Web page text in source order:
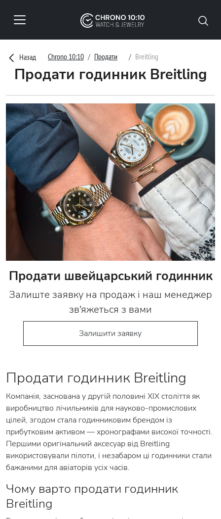
Назад Chrono 10:10 Продати Breitling
Продати годинник Breitling
Продати швейцарський годинник
Залиште заявку на продаж і наш менеджер
зв'яжеться з вами
Залишити заявку
Продати годинник Breitling
Компанія, заснована у другій половині XIX століття як
виробництво лічильників для науково-промислових
цілей, згодом стала годинниковим брендом із
прибутковим активом — хронографами високої точності.
Першими оригінальний аксесуар від Breitling
використовували пілоти, і незабаром ці годинники стали
бажаними для авіаторів усіх часів.
Чому варто продати годинник
Breitling